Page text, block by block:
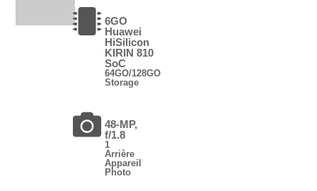
6GO
Huawei
HiSilicon
KIRIN 810
SoC
64GO/128GO
Storage
48-MP,
f/1.8
1
Arrière
Appareil
Photo